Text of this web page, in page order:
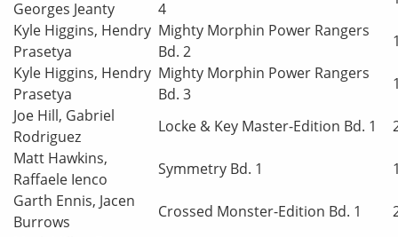
Georges Jeanty
4
Kyle Higgins, Hendry
Prasetya
Mighty Morphin Power Rangers
Bd. 2
Kyle Higgins, Hendry
Prasetya
Mighty Morphin Power Rangers
Bd. 3
Joe Hill, Gabriel
Rodriguez
Locke & Key Master-Edition Bd. 1
Matt Hawkins,
Raffaele Ienco
Symmetry Bd. 1
Garth Ennis, Jacen
Burrows
Crossed Monster-Edition Bd. 1